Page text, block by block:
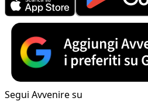
Segui Avvenire su